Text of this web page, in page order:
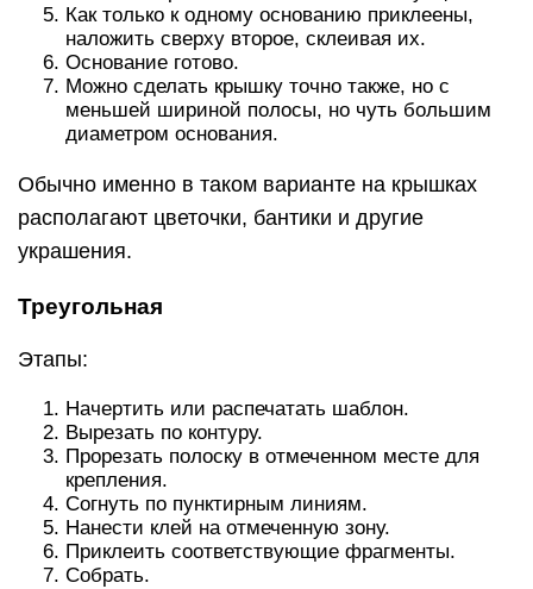
Как только к одному основанию приклеены,
наложить сверху второе, склеивая их.
Основание готово.
Можно сделать крышку точно также, но с
меньшей шириной полосы, но чуть большим
диаметром основания.
Обычно именно в таком варианте на крышках
располагают цветочки, бантики и другие
украшения.
Треугольная
Этапы:
Начертить или распечатать шаблон.
Вырезать по контуру.
Прорезать полоску в отмеченном месте для
крепления.
Согнуть по пунктирным линиям.
Нанести клей на отмеченную зону.
Приклеить соответствующие фрагменты.
Собрать.